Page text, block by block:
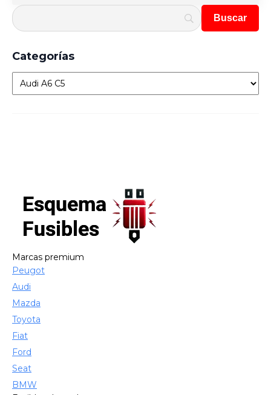
Categorías
Categorías
Marcas premium
Peugot
Audi
Mazda
Toyota
Fiat
Ford
Seat
BMW